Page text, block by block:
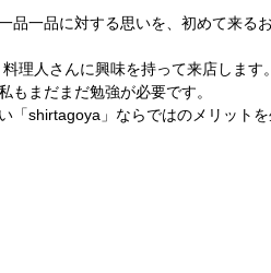
品一品に対する思いを、初めて来る
理人さんに興味を持って来店します
まだまだ勉強が必要です。
「shirtagoya」ならではのメリット